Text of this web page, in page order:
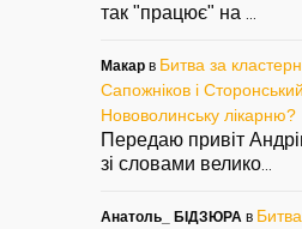
так "працює" на
Макар в Битва за
Сапожніков і
Нововолинську лікарню?
Передаю привіт
зі словами велико
Анатоль_ БІДЗЮРА в